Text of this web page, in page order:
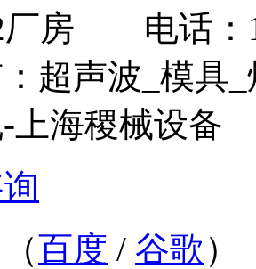
厂房 电话
超声波_模具
-上海稷械
百度 / 谷歌 ）